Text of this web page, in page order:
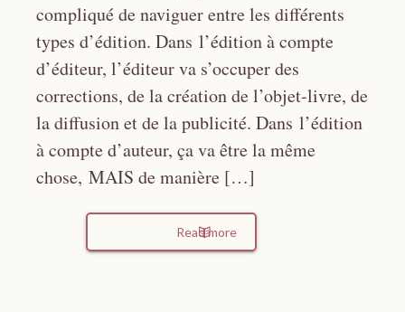
compliqué de naviguer entre les différents
types d’édition. Dans l’édition à compte
d’éditeur, l’éditeur va s’occuper des
corrections, de la création de l’objet-livre, de
la diffusion et de la publicité. Dans l’édition
à compte d’auteur, ça va être la même
chose, MAIS de manière […]
Read more